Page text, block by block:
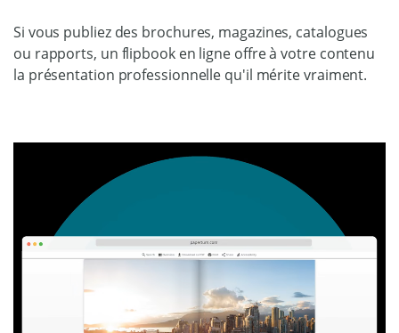
Si vous publiez des brochures, magazines, catalogues
ou rapports, un flipbook en ligne offre à votre contenu
la présentation professionnelle qu'il mérite vraiment.